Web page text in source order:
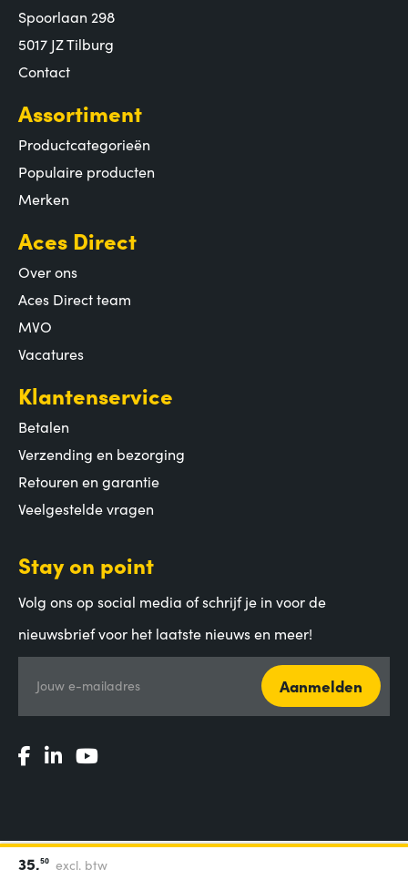
35,50 excl. btw
Spoorlaan 298
5017 JZ Tilburg
Contact
Assortiment
Productcategorieën
Populaire producten
Merken
Aces Direct
Over ons
Aces Direct team
MVO
Vacatures
Klantenservice
Betalen
Verzending en bezorging
Retouren en garantie
Veelgestelde vragen
Stay on point
Volg ons op social media of schrijf je in voor de
nieuwsbrief voor het laatste nieuws en meer!
Jouw e-mailadres Aanmelden
Algemene voorwaarden